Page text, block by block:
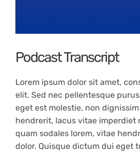
Podcast Transcript
Lorem ipsum dolor sit amet,
elit. Sed nec pellentesque
eget est molestie, non
hendrerit, lacus vitae imperdiet
quam sodales lorem, vitae
dolor. Quisque dictum dui eget